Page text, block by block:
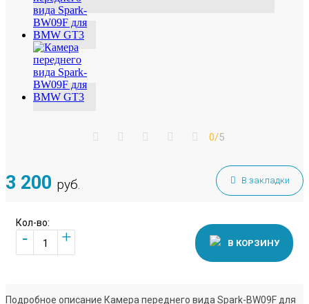
0/5
3 200 руб. В закладки
Кол-во:
- + В КОРЗИНУ
Подробное описание Камера переднего вида Spark-BW09F для